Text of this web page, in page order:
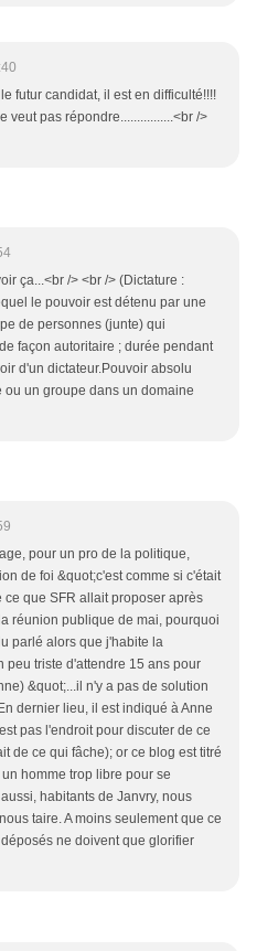
futur candidat, il est en difficulté!!!!
veut pas répondre................<br />
ça...<br /> <br /> (Dictature :
le pouvoir est détenu par une
de personnes (junte) qui
façon autoritaire ; durée pendant
d'un dictateur.Pouvoir absolu
un groupe dans un domaine
pour un pro de la politique,
de foi &quot;c'est comme si c'était
ce que SFR allait proposer après
réunion publique de mai, pourquoi
parlé alors que j'habite la
peu triste d'attendre 15 ans pour
&quot;...il n'y a pas de solution
dernier lieu, il est indiqué à Anne
pas l'endroit pour discuter de ce
de ce qui fâche); or ce blog est titré
homme trop libre pour se
habitants de Janvry, nous
taire. A moins seulement que ce
ne doivent que glorifier